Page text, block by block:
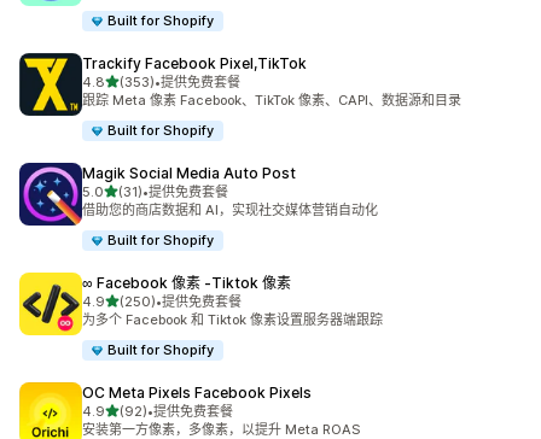
Built for Shopify
Trackify Facebook Pixel,TikTok
4.8星（满分 5 星）
(353)
总共 353 条评论
•提供免费套餐
跟踪 Meta 像素 Facebook、TikTok 像素、CAPI、数据源和目录
Built for Shopify
Magik Social Media Auto Post
5.0星（满分 5 星）
(31)
总共 31 条评论
•提供免费套餐
借助您的商店数据和 AI，实现社交媒体营销自动化
Built for Shopify
∞ Facebook 像素 ‑Tiktok 像素
4.9星（满分 5 星）
(250)
总共 250 条评论
•提供免费套餐
为多个 Facebook 和 Tiktok 像素设置服务器端跟踪
Built for Shopify
OC Meta Pixels Facebook Pixels
4.9星（满分 5 星）
(92)
总共 92 条评论
•提供免费套餐
安装第一方像素，多像素，以提升 Meta ROAS